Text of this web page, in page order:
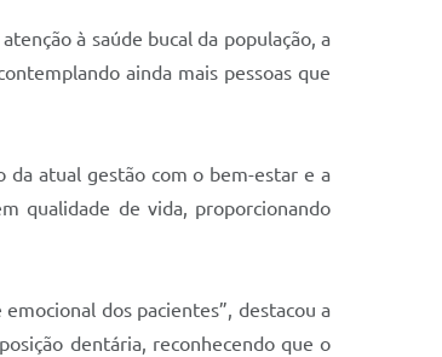
à saúde bucal da população, a
ainda mais pessoas que
da atual gestão com o bem-estar e a
qualidade de vida, proporcionando
dos pacientes”, destacou a
dentária, reconhecendo que o